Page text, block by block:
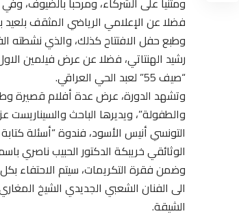
فضلا عن الإعلامي الرياضي المثقف بلعيد
وطبع حفل الافتتاح كذلك، والذي نشطته
رشيد الهنتاتي، فضلا عن عرض فيلمين
“صيف 55” لعبد الحي العراقي.
وتشهد الدورة، عرض عدة أفلام قصيرة
والطفولة”، ويديرها الباحث والسيناريست
التونسي أنيس الأسود، فندوة “أسئلة كتابة
الوثائقي خريبكة الدكتور الحبيب ناصري
وضمن فقرة التكريمات، سيتم الاحتفاء
الى الفنان الشعبي الجديدي الشيخ
الشيقة.